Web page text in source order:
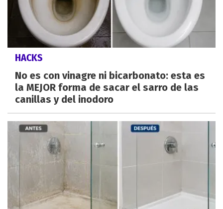
HACKS
No es con vinagre ni bicarbonato: esta es
la MEJOR forma de sacar el sarro de las
canillas y del inodoro